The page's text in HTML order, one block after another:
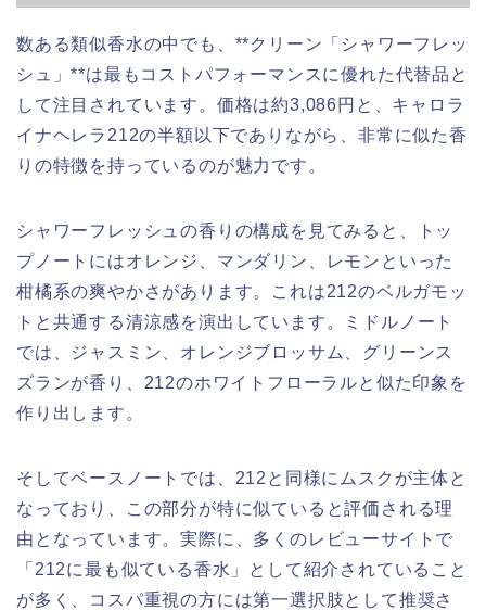
数ある類似香水の中でも、**クリーン「シャワーフレッ
シュ」**は最もコストパフォーマンスに優れた代替品と
して注目されています。価格は約3,086円と、キャロラ
イナヘレラ212の半額以下でありながら、非常に似た香
りの特徴を持っているのが魅力です。
シャワーフレッシュの香りの構成を見てみると、トッ
プノートにはオレンジ、マンダリン、レモンといった
柑橘系の爽やかさがあります。これは212のベルガモッ
トと共通する清涼感を演出しています。ミドルノート
では、ジャスミン、オレンジブロッサム、グリーンス
ズランが香り、212のホワイトフローラルと似た印象を
作り出します。
そしてベースノートでは、212と同様にムスクが主体と
なっており、この部分が特に似ていると評価される理
由となっています。実際に、多くのレビューサイトで
「212に最も似ている香水」として紹介されていること
が多く、コスパ重視の方には第一選択肢として推奨さ